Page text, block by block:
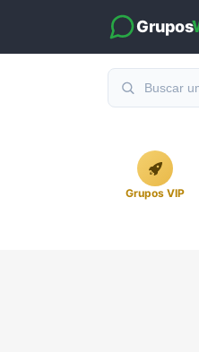
Grupos
Grupos VIP